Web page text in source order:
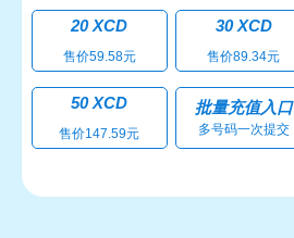
20 XCD
售价59.58元
30 XCD
售价89.34元
50 XCD
售价147.59元
批量充值入口
多号码一次提交